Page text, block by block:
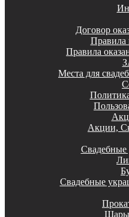
Договор
Правила
Правила
Места для
Акции,
Свадебные
Свадебные